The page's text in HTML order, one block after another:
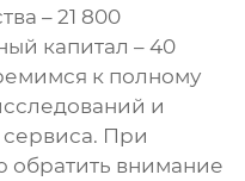
– 21 800
капитал – 40
к полному
и
При
обратить внимание